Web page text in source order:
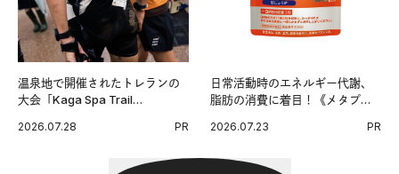
温泉地で開催されたトレランの
大会「Kaga Spa Trail
戦を夢見るランナーたちの奮闘
2026.07.28 PR
日常活動時のエネルギー代謝、
脂肪の消費に着目！《メタプラ
習慣。
2026.07.23 PR